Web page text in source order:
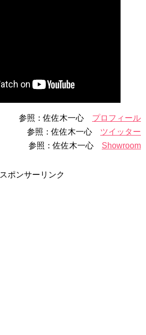
参照：佐佐木一心 プロフィール
参照：佐佐木一心 ツイッター
参照：佐佐木一心 Showroom
スポンサーリンク